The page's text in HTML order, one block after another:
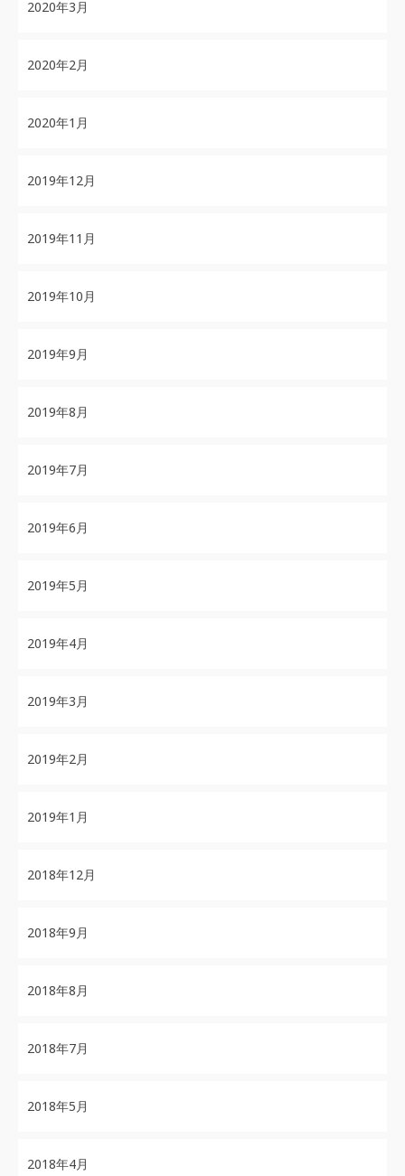
2020年3月
2020年2月
2020年1月
2019年12月
2019年11月
2019年10月
2019年9月
2019年8月
2019年7月
2019年6月
2019年5月
2019年4月
2019年3月
2019年2月
2019年1月
2018年12月
2018年9月
2018年8月
2018年7月
2018年5月
2018年4月